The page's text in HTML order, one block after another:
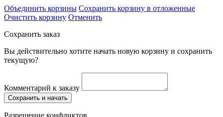
Объединить корзины Сохранить корзину в отложенные
Очистить корзину Отменить
Сохранить заказ
Вы действительно хотите начать новую корзину и сохранить
текущую?
Комментарий к заказу
Сохранить и начать
Разрешение конфликтов